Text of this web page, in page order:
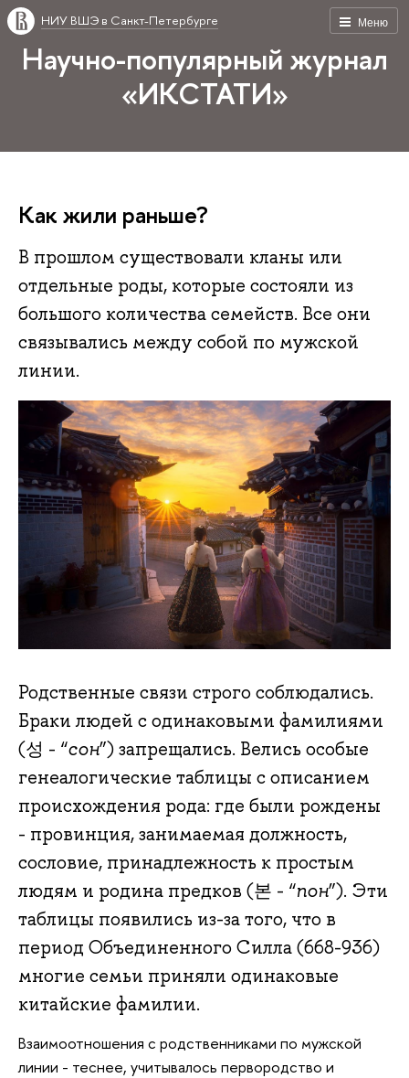
Меню
НИУ ВШЭ в Санкт-Петербурге
Научно-популярный журнал
«ИКСТАТИ»
Как жили раньше?
В прошлом существовали кланы или
отдельные роды, которые состояли из
большого количества семейств. Все они
связывались между собой по мужской
линии.
Родственные связи строго соблюдались.
Браки людей с одинаковыми фамилиями
(성 - “сон”) запрещались. Велись особые
генеалогические таблицы с описанием
происхождения рода: где были рождены
- провинция, занимаемая должность,
сословие, принадлежность к простым
людям и родина предков (본 - “пон”). Эти
таблицы появились из-за того, что в
период Объединенного Силла (668-936)
многие семьи приняли одинаковые
китайские фамилии.
Взаимоотношения с родственниками по мужской
линии - теснее, учитывалось первородство и